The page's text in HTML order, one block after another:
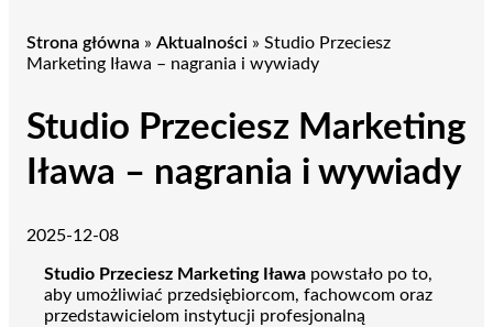
Strona główna » Aktualności » Studio Przeciesz
Marketing Iława – nagrania i wywiady
Studio Przeciesz Marketing
Iława – nagrania i wywiady
2025-12-08
Studio Przeciesz Marketing Iława powstało po to,
aby umożliwiać przedsiębiorcom, fachowcom oraz
przedstawicielom instytucji profesjonalną